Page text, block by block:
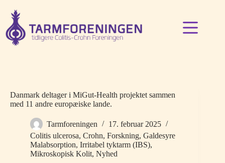
indhold
Danmark deltager i MiGut-Health projektet sammen
med 11 andre europæiske lande.
Tarmforeningen
17. februar 2025
Colitis ulcerosa, Crohn, Forskning, Galdesyre
Malabsorption, Irritabel tyktarm (IBS),
Mikroskopisk Kolit, Nyhed